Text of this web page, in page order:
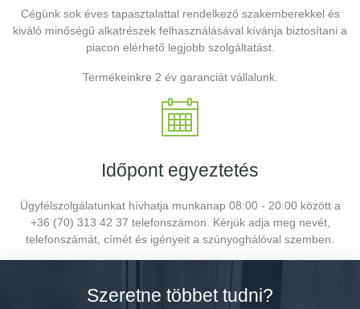
Cégünk sok éves tapasztalattal rendelkező szakemberekkel és
kiváló minőségű alkatrészek felhasználásával kívánja biztosítani a
piacon elérhető legjobb szolgáltatást.
Termékeinkre 2 év garanciát vállalunk.
Időpont egyeztetés
Ügyfélszolgálatunkat hívhatja munkanap 08:00 - 20:00 között a
+36 (70) 313 42 37 telefonszámon. Kérjük adja meg nevét,
telefonszámát, címét és igényeit a szúnyoghálóval szemben.
Szeretne többet tudni?